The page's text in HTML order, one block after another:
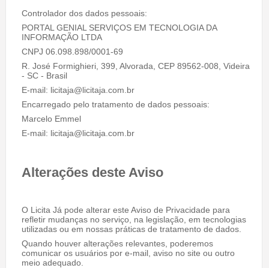
Controlador dos dados pessoais:
PORTAL GENIAL SERVIÇOS EM TECNOLOGIA DA
INFORMAÇÃO LTDA
CNPJ 06.098.898/0001-69
R. José Formighieri, 399, Alvorada, CEP 89562-008, Videira
- SC - Brasil
E-mail: licitaja@licitaja.com.br
Encarregado pelo tratamento de dados pessoais:
Marcelo Emmel
E-mail: licitaja@licitaja.com.br
Alterações deste Aviso
O Licita Já pode alterar este Aviso de Privacidade para
refletir mudanças no serviço, na legislação, em tecnologias
utilizadas ou em nossas práticas de tratamento de dados.
Quando houver alterações relevantes, poderemos
comunicar os usuários por e-mail, aviso no site ou outro
meio adequado.